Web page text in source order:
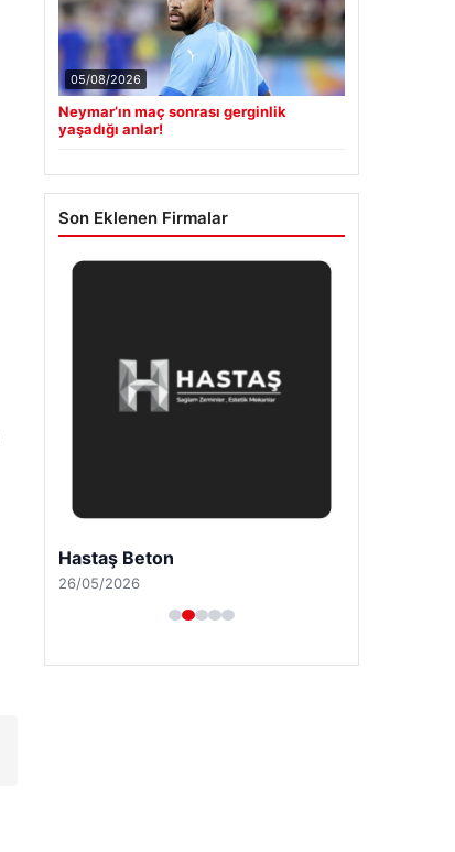
05/08/2026
Neymar’ın maç sonrası gerginlik
yaşadığı anlar!
Son Eklenen Firmalar
Hastaş Beton
26/05/2026